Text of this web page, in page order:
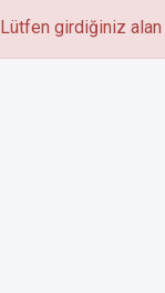
Lütfen girdiğiniz alan